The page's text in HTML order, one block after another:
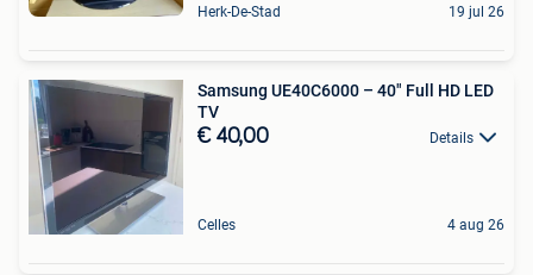
Herk-De-Stad 19 jul 26
Samsung UE40C6000 – 40" Full HD LED
TV
€ 40,00 Details
Celles 4 aug 26